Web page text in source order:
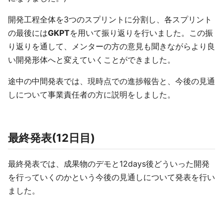
開発工程全体を3つのスプリントに分割し、各スプリント
の最後にはGKPTを用いて振り返りを行いました。この振
り返りを通して、メンターの方の意見も聞きながらより良
い開発形体へと変えていくことができました。
途中の中間発表では、現時点での進捗報告と、今後の見通
しについて事業責任者の方に説明をしました。
最終発表(12日目)
最終発表では、成果物のデモと12days後どういった開発
を行っていくのかという今後の見通しについて発表を行い
ました。